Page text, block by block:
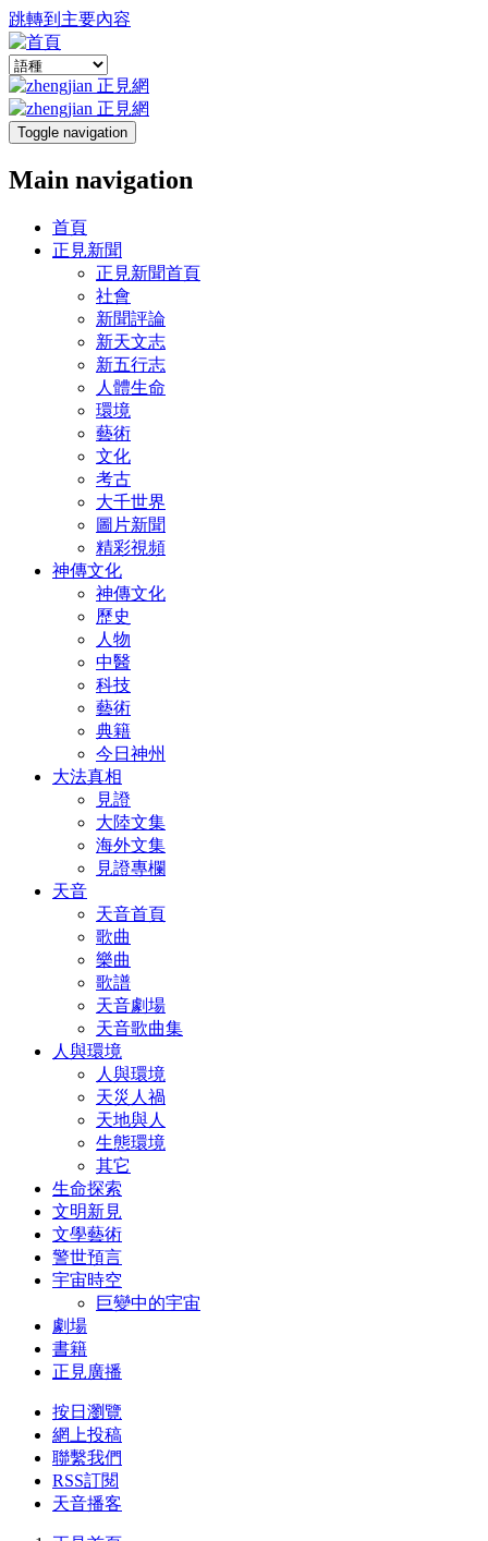
跳轉到主要內容
Toggle navigation
Main navigation
首頁
正見新聞
正見新聞首頁
社會
新聞評論
新天文志
新五行志
人體生命
環境
藝術
文化
考古
大千世界
圖片新聞
精彩視頻
神傳文化
神傳文化
歷史
人物
中醫
科技
藝術
典籍
今日神州
大法真相
見證
大陸文集
海外文集
見證專欄
天音
天音首頁
歌曲
樂曲
歌譜
天音劇場
天音歌曲集
人與環境
人與環境
天災人禍
天地與人
生態環境
其它
生命探索
文明新見
文學藝術
警世預言
宇宙時空
巨變中的宇宙
劇場
書籍
正見廣播
按日瀏覽
網上投稿
聯繫我們
RSS訂閱
天音播客